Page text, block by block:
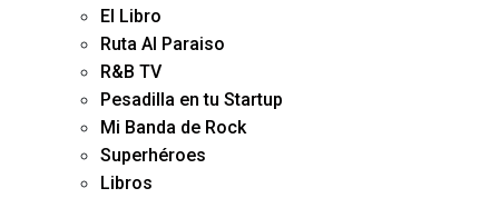
El Libro
Ruta Al Paraiso
R&B TV
Pesadilla en tu Startup
Mi Banda de Rock
Superhéroes
Libros